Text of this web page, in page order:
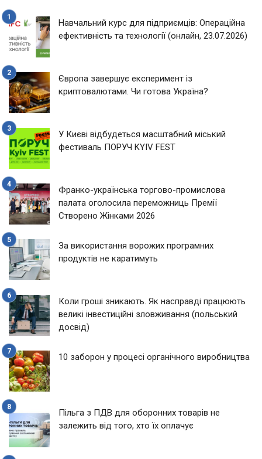
Навчальний курс для підприємців: Операційна
ефективність та технології (онлайн, 23.07.2026)
Європа завершує експеримент із
криптовалютами. Чи готова Україна?
У Києві відбудеться масштабний міський
фестиваль ПОРУЧ KYIV FEST
Франко-українська торгово-промислова
палата оголосила переможниць Премії
Створено Жінками 2026
За використання ворожих програмних
продуктів не каратимуть
Коли гроші зникають. Як насправді працюють
великі інвестиційні зловживання (польський
досвід)
10 заборон у процесі органічного виробництва
Пільга з ПДВ для оборонних товарів не
залежить від того, хто їх оплачує